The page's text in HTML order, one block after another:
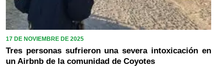
17 DE NOVIEMBRE DE 2025
Tres personas sufrieron una severa intoxicación en
un Airbnb de la comunidad de Coyotes